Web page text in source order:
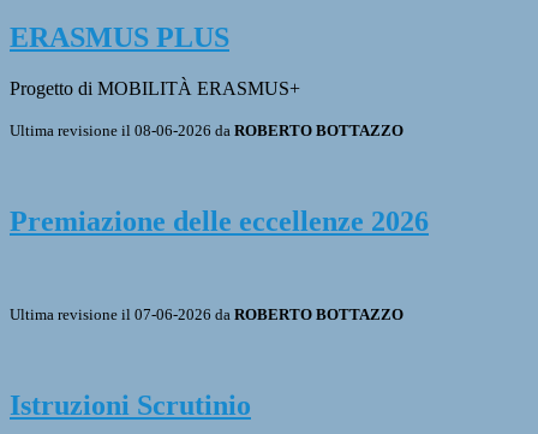
ERASMUS PLUS
Progetto di MOBILITÀ ERASMUS+
Ultima revisione il 08-06-2026 da ROBERTO BOTTAZZO
Premiazione delle eccellenze 2026
Ultima revisione il 07-06-2026 da ROBERTO BOTTAZZO
Istruzioni Scrutinio